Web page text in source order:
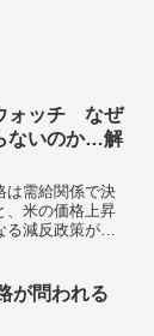
ォッチ なぜ
ないのか…解
は需給関係で決
、米の価格上昇
る減反政策が基
が問われる